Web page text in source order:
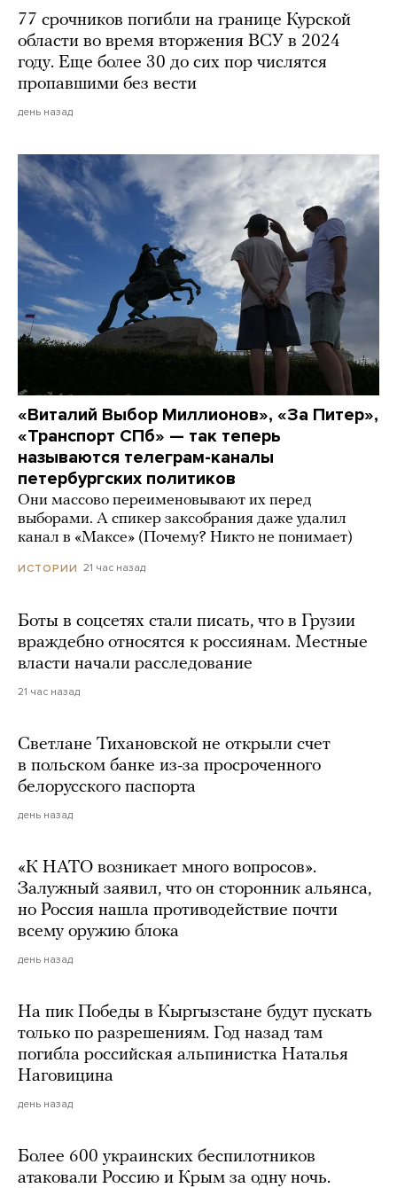
77 срочников погибли на границе Курской
области во время вторжения ВСУ в 2024
году. Еще более 30 до сих пор числятся
пропавшими без вести
день назад
«Виталий Выбор Миллионов», «За Питер»,
«Транспорт СПб» — так теперь
называются телеграм-каналы
петербургских политиков
Они массово переименовывают их перед
выборами. А спикер заксобрания даже удалил
канал в «Максе» (Почему? Никто не понимает)
ИСТОРИИ 21 час назад
Боты в соцсетях стали писать, что в Грузии
враждебно относятся к россиянам. Местные
власти начали расследование
21 час назад
Светлане Тихановской не открыли счет
в польском банке из-за просроченного
белорусского паспорта
день назад
«К НАТО возникает много вопросов».
Залужный заявил, что он сторонник альянса,
но Россия нашла противодействие почти
всему оружию блока
день назад
На пик Победы в Кыргызстане будут пускать
только по разрешениям. Год назад там
погибла российская альпинистка Наталья
Наговицина
день назад
Более 600 украинских беспилотников
атаковали Россию и Крым за одну ночь.